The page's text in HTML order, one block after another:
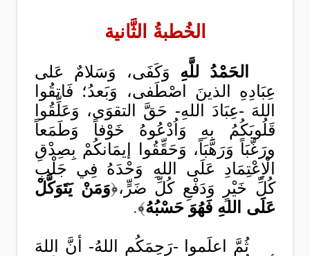
الخُطبةُ الثَّانية
الحَمْدُ للَّهِ
وَكَفَى، وَسَلامٌ عَلى
عِبَادِهِ الذينَ اصْطَفى، وَبَعدُ؛ فَاتقُوا
اللهَ -عِبَادَ اللهِ- حَقَّ التقوَى، وَعَلِّقُوا
قَلُوبَكُمُ بِهِ وَاُدْعُوهُ خَوْفاً وَطَمَعاً
ورَغَّبَاً وَرَهَّبَاً، وَحَقِّقُوا إيمَانكُمْ بِصِدْقِ
الْاِعْتِمَادِ عَلَى اللهِ وَحْدَهُ فِي جَلْبِ
كُلِّ خَيْرٍ وَدَفْعِ كُلِّ ضَرٍّ،﴿وَمَنْ يَتَوَكَّلْ
عَلَى اللهِ فَهُوَ حَسْبُهُ﴾.
ثُمَّ اعلَموا -رَحِمَكُم اللهُ- أنَّ اللهَ